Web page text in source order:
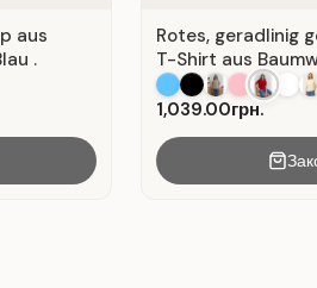
aus
.
Rotes, geradlinig
T-Shirt aus
1,039.00грн.